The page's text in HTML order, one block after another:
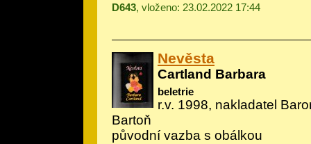
D643, vloženo: 23.02.2022 17:44
Nevěsta
Cartland Barbara
beletrie
r.v. 1998, nakladatel
Bartoň
původní vazba s obálkou